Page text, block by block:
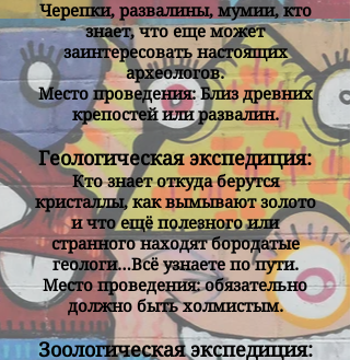
Черепки, развалины, мумии, кто
знает, что еще может
заинтересовать настоящих
археологов.
Место проведения: Близ древних
крепостей или развалин.
Геологическая экспедиция:
Кто знает откуда берутся
кристаллы, как вымывают золото
и что ещё полезного или
странного находят бородатые
геологи…Всё узнаете по пути.
Место проведения: обязательно
должно быть холмистым.
Зоологическая экспедиция: